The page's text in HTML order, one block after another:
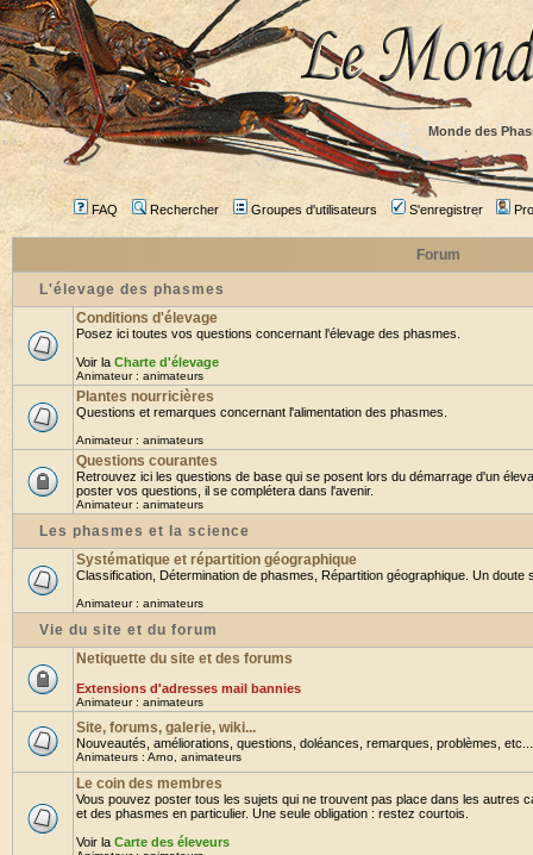
Monde des
FAQ Rechercher Groupes d'utilisateurs S'enregistrer
Forum
L'élevage des phasmes
Conditions d'élevage
Posez ici toutes vos questions concernant l'élevage des phasmes.
Voir la Charte d'élevage
Animateur : animateurs
Plantes nourricières
Questions et remarques concernant l'alimentation des phasmes.
Animateur : animateurs
Questions courantes
Retrouvez ici les questions de base qui se posent lors du démarrage d'un
poster vos questions, il se complétera dans l'avenir.
Animateur : animateurs
Les phasmes et la science
Systématique et répartition géographique
Classification, Détermination de phasmes, Répartition géographique. Un doute
Animateur : animateurs
Vie du site et du forum
Netiquette du site et des forums
Extensions d'adresses mail bannies
Animateur : animateurs
Site, forums, galerie, wiki...
Nouveautés, améliorations, questions, doléances, remarques, problèmes,
Animateurs : Arno animateurs
Le coin des membres
Vous pouvez poster tous les sujets qui ne trouvent pas place dans les autres
et des phasmes en particulier. Une seule obligation : restez courtois.
Voir la Carte des éleveurs